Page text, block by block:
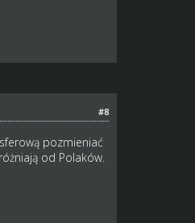
#8
pozmieniać
od Polaków.